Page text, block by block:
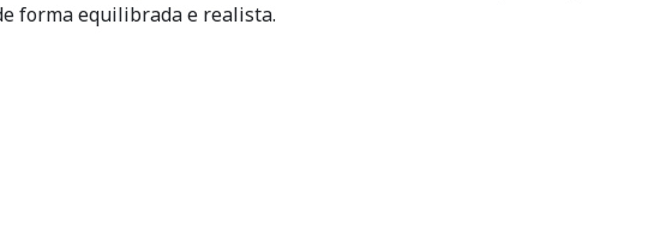
forma equilibrada e realista.